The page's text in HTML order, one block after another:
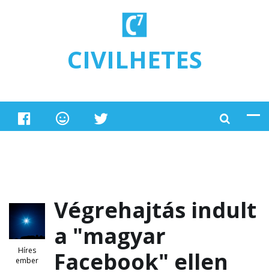
CIVILHETES
Híres
ember
Végrehajtás indult
a "magyar
Facebook" ellen